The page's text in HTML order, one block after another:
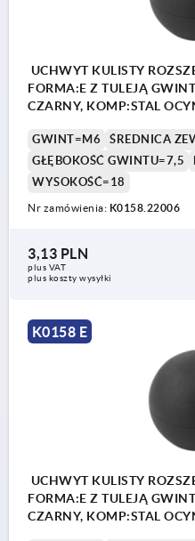
UCHWYT KULISTY
FORMA:E Z TULEJĄ
CZARNY, KOMP:STAL
GWINT=M6
ŚREDNICA
GŁĘBOKOŚĆ GWINTU=7,5
WYSOKOŚĆ=18
Nr zamówienia: K0158.22006
3,13 PLN
plus VAT
plus koszty wysyłki
K0158 E
UCHWYT KULISTY
FORMA:E Z TULEJĄ
CZARNY, KOMP:STAL